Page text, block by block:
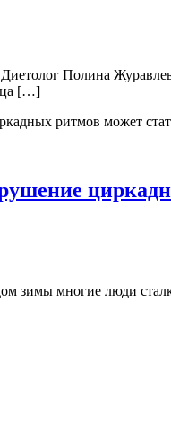
Полина
[…]
зимы многие люди